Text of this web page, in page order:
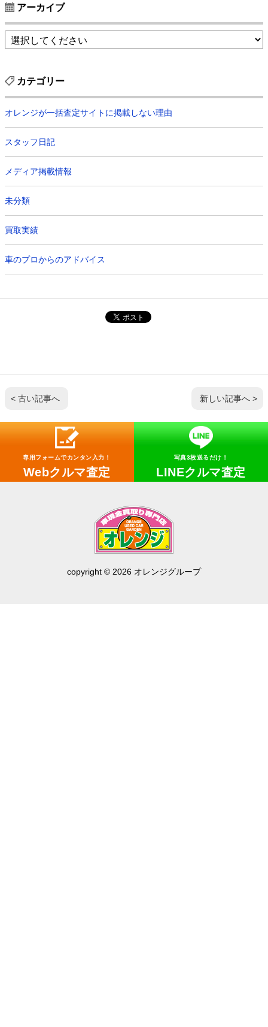
アーカイブ
カテゴリー
オレンジが一括査定サイトに掲載しない理由
スタッフ日記
メディア掲載情報
未分類
買取実績
車のプロからのアドバイス
< 古い記事へ 新しい記事へ >
専用フォームでカンタン入力！
Webクルマ査定
写真3枚送るだけ！
LINEクルマ査定
copyright © 2026 オレンジグループ